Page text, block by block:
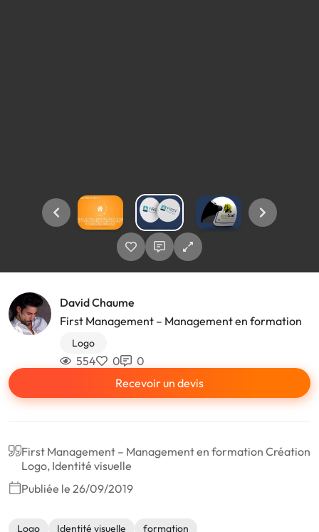
David Chaume
First Management – Management en formation
Logo
554 0
0
Recevoir un devis
First Management – Management en formation Création
Logo, Identité visuelle
Publiée le 26/09/2019
Logo Identité visuelle formation